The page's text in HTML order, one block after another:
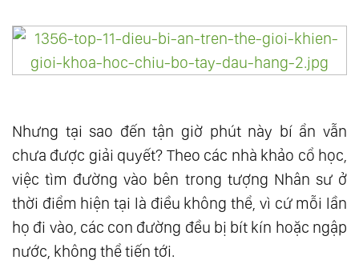
Nhưng tại sao đến tận giờ phút này bí ẩn vẫn
chưa được giải quyết? Theo các nhà khảo cổ học,
việc tìm đường vào bên trong tượng Nhân sư ở
thời điểm hiện tại là điều không thể, vì cứ mỗi lần
họ đi vào, các con đường đều bị bít kín hoặc ngập
nước, không thể tiến tới.